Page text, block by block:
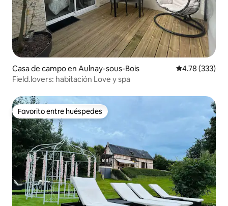
Casa de campo en Aulnay-sous-Bois Calificación
4.78 (333)
Field.lovers: habitación Love y spa
Favorito entre huéspedes
Favorito entre huéspedes